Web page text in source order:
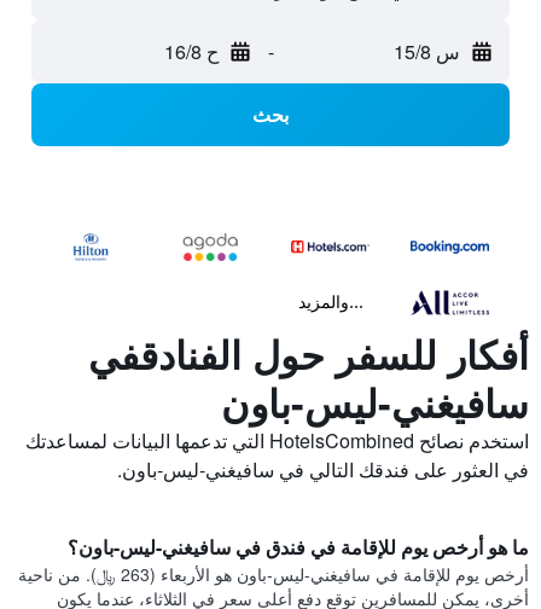
س 15/8 - ح 16/8
بحث
...والمزيد
أفكار للسفر حول الفنادقفي
سافيغني-ليس-باون
استخدم نصائح HotelsCombined التي تدعمها البيانات لمساعدتك
في العثور على فندقك التالي في سافيغني-ليس-باون.
ما هو أرخص يوم للإقامة في فندق في سافيغني-ليس-باون؟
أرخص يوم للإقامة في سافيغني-ليس-باون هو الأربعاء (263 ﷼). من ناحية
أخرى، يمكن للمسافرين توقع دفع أعلى سعر في الثلاثاء، عندما يكون